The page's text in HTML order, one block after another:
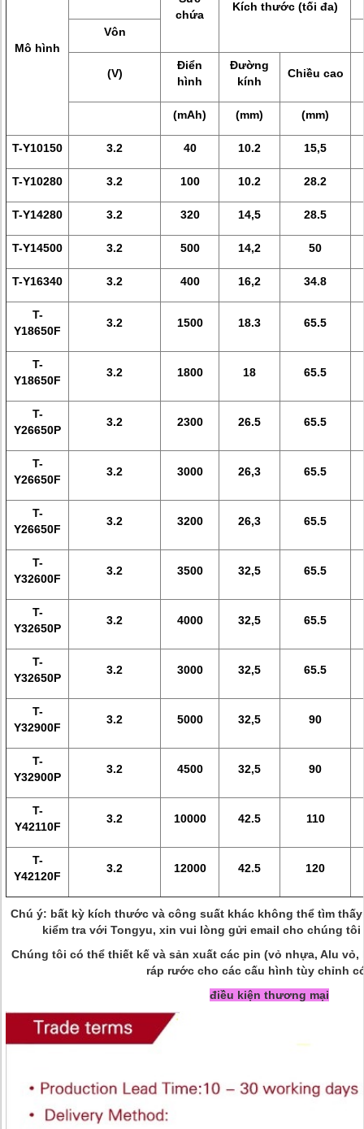
Mô hình
chứa
Kích thước (tối đa)
Vôn
(V)
Điển
hình
Đường
kính
Chiều cao
(mAh) (mm) (mm)
T-Y10150 3.2 40 10.2 15,5
T-Y10280 3.2 100 10.2 28.2
T-Y14280 3.2 320 14,5 28.5
T-Y14500 3.2 500 14,2 50
T-Y16340 3.2 400 16,2 34.8
T-
Y18650F
3.2 1500 18.3 65.5
T-
Y18650F
3.2 1800 18 65.5
T-
Y26650P
3.2 2300 26.5 65.5
T-
Y26650F
3.2 3000 26,3 65.5
T-
Y26650F
3.2 3200 26,3 65.5
T-
Y32600F
3.2 3500 32,5 65.5
T-
Y32650P
3.2 4000 32,5 65.5
T-
Y32650P
3.2 3000 32,5 65.5
T-
Y32900F
3.2 5000 32,5 90
T-
Y32900P
3.2 4500 32,5 90
T-
Y42110F
3.2 10000 42.5 110
T-
Y42120F
3.2 12000 42.5 120
Chú ý: bất kỳ kích thước và công suất khác không thể tìm
kiểm tra với Tongyu, xin vui lòng gửi email cho chúng
Chúng tôi có thể thiết kế và sản xuất các pin (vỏ nhựa, Alu vỏ,
ráp rước cho các cấu hình tùy chỉnh
điều kiện thương mại